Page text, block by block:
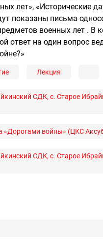
лет», «Исторические
показаны письма
военных лет . В
ответ на один вопрос
Лекция
СДК, с. Старое
«Дорогами войны» (ЦКС
СДК, с. Старое